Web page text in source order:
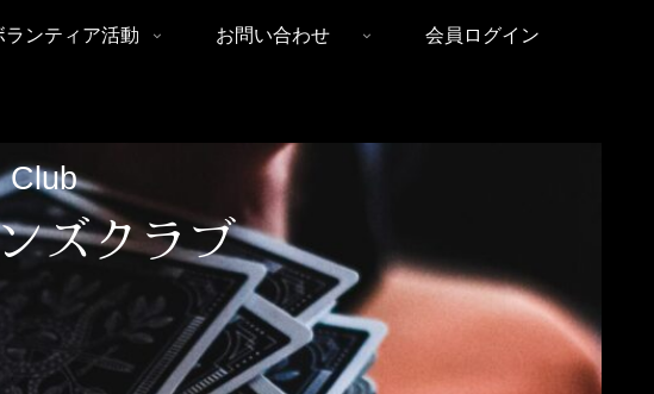
ランティア活動 お問い合わせ 会員ログイン
Club
ズクラブ